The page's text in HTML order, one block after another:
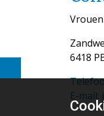
6418
E-